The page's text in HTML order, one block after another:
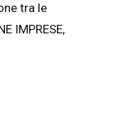
tra le
IMPRESE,